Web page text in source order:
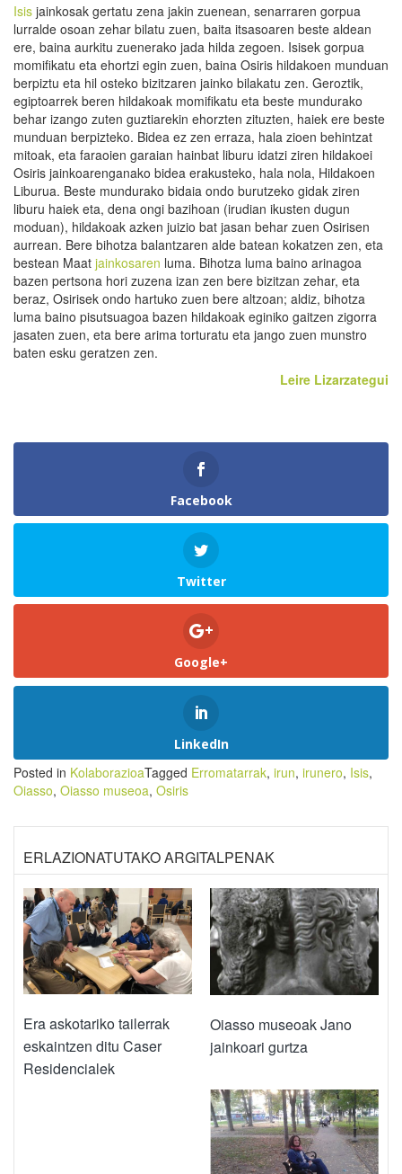
Isis jainkosak gertatu zena jakin zuenean, senarraren gorpua
lurralde osoan zehar bilatu zuen, baita itsasoaren beste aldean
ere, baina aurkitu zuenerako jada hilda zegoen. Isisek gorpua
momifikatu eta ehortzi egin zuen, baina Osiris hildakoen munduan
berpiztu eta hil osteko bizitzaren jainko bilakatu zen. Geroztik,
egiptoarrek beren hildakoak momifikatu eta beste mundurako
behar izango zuten guztiarekin ehorzten zituzten, haiek ere beste
munduan berpizteko. Bidea ez zen erraza, hala zioen behintzat
mitoak, eta faraoien garaian hainbat liburu idatzi ziren hildakoei
Osiris jainkoarenganako bidea erakusteko, hala nola, Hildakoen
Liburua. Beste mundurako bidaia ondo burutzeko gidak ziren
liburu haiek eta, dena ongi bazihoan (irudian ikusten dugun
moduan), hildakoak azken juizio bat jasan behar zuen Osirisen
aurrean. Bere bihotza balantzaren alde batean kokatzen zen, eta
bestean Maat jainkosaren luma. Bihotza luma baino arinagoa
bazen pertsona hori zuzena izan zen bere bizitzan zehar, eta
beraz, Osirisek ondo hartuko zuen bere altzoan; aldiz, bihotza
luma baino pisutsuagoa bazen hildakoak eginiko gaitzen zigorra
jasaten zuen, eta bere arima torturatu eta jango zuen munstro
baten esku geratzen zen.
Leire Lizarzategui
Facebook
Twitter
Google+
LinkedIn
Posted in KolaborazioaTagged Erromatarrak, irun, irunero, Isis,
Oiasso, Oiasso museoa, Osiris
ERLAZIONATUTAKO ARGITALPENAK
Era askotariko tailerrak
eskaintzen ditu Caser
Residencialek
Oiasso museoak Jano
jainkoari gurtza